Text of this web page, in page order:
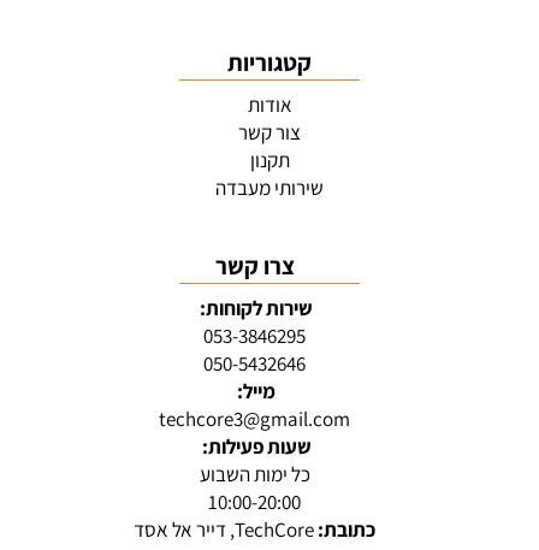
קטגוריות
אודות
צור קשר
תקנון
שירותי מעבדה
צרו קשר
שירות לקוחות:
053-3846295
050-5432646
מייל:
techcore3@gmail.com
שעות פעילות:
כל ימות השבוע
10:00-20:00
כתובת:TechCore, דייר אל אסד